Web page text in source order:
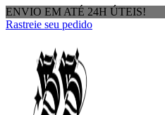
ENVIO EM ATÉ 24H ÚTEIS!
Rastreie seu pedido